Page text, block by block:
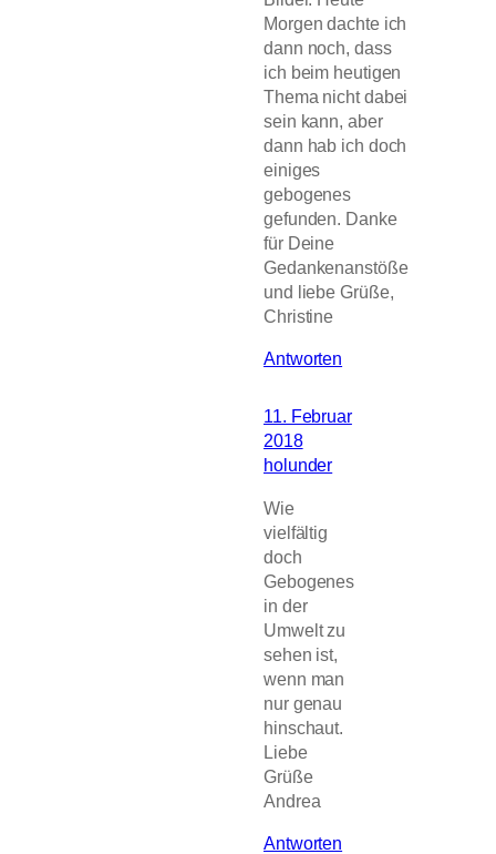
Morgen dachte ich
dann noch, dass
ich beim heutigen
Thema nicht dabei
sein kann, aber
dann hab ich doch
einiges
gebogenes
gefunden. Danke
für Deine
Gedankenanstöße
und liebe Grüße,
Christine
Antworten
11. Februar
2018
holunder
Wie
vielfältig
doch
Gebogenes
in der
Umwelt zu
sehen ist,
wenn man
nur genau
hinschaut.
Liebe
Grüße
Andrea
Antworten